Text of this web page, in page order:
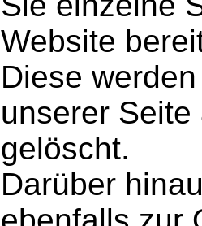
Website
Diese
unserer
gelöscht.
Darüber